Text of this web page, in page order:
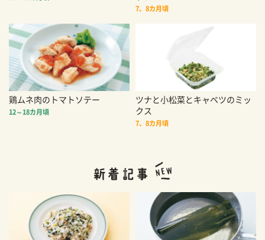
7、8カ月頃
鶏ムネ肉のトマトソテー
12～18カ月頃
ツナと小松菜とキャベツのミッ
クス
7、8カ月頃